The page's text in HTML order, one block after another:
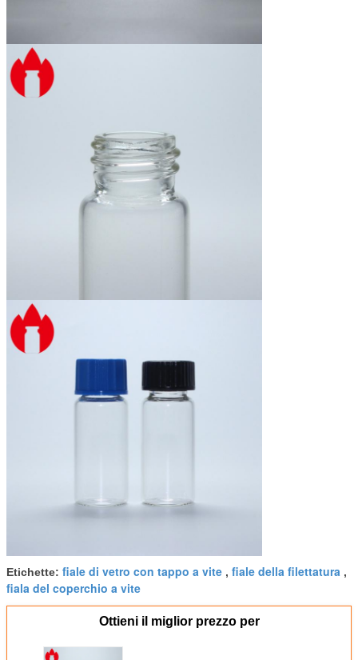
Etichette: fiale di vetro con tappo a vite , fiale della filettatura ,
fiala del coperchio a vite
Ottieni il miglior prezzo per